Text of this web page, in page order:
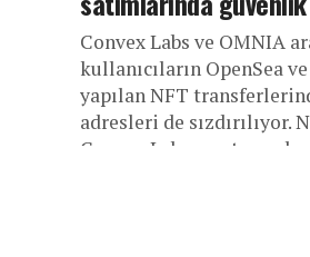
Convex Labs ve OMNIA
kullanıcıların OpenSea
yapılan NFT
adresleri de sızdırılıyor.
Convex Labs araştırma